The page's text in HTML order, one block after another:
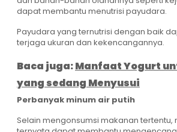
dapat membantu menutrisi payudara.
Payudara yang ternutrisi dengan baik
terjaga ukuran dan kekencangannya.
Baca juga:Manfaat Yogurt
yang sedang Menyusui
Perbanyak minum air putih
Selain mengonsumsi makanan tertentu,